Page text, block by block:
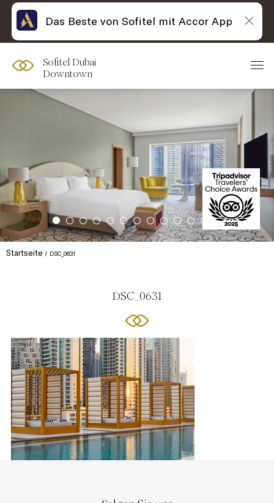
Sofitel Dubai
Downtown
Startseite DSC_0631
DSC_0631
Das Beste von Sofitel mit Accor App